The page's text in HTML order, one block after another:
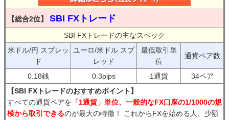
【総合2位】 SBI FXトレード
SBI FXトレードの主なスペック
米ドル/円 スプレッ
ド
ユーロ/米ドル スプ
レッド
最低取引単
位
通貨ペア数
0.18銭 0.3pips 1通貨
34ペア
【SBI FXトレードのおすすめポイント】
すべての通貨ペアを 「1通貨」単位、一般的なFX口座の1/1000の規
模から取引できるのが最大の特徴！ これからFXを始める人、少額